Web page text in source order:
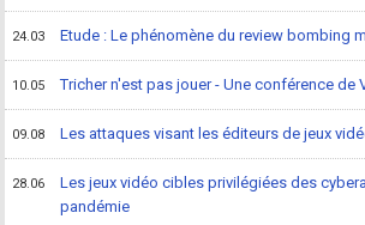
24.03 Etude : Le phénomène du review bombing
10.05 Tricher n'est pas jouer - Une conférence de
09.08 Les attaques visant les éditeurs de jeux
28.06
Les jeux vidéo cibles privilégiées des
pandémie